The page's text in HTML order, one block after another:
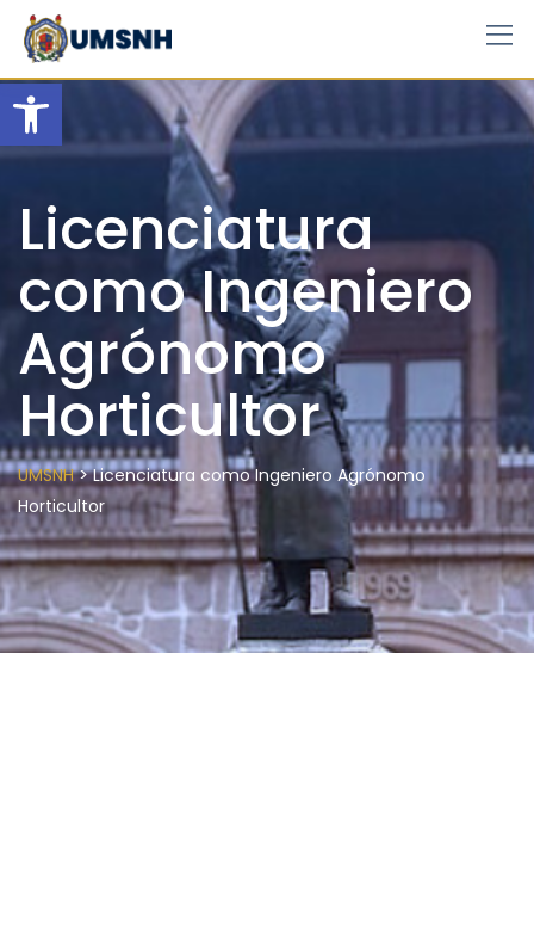
Open toolbar
Skip
content
Licenciatura
como Ingeniero
Agrónomo
Horticultor
UMSNH>Licenciatura como Ingeniero Agrónomo
Horticultor